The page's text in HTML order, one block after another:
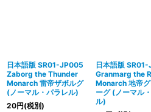
日本語版 SR01-JP005
Zaborg the Thunder
Monarch 雷帝ザボルグ
(ノーマル・パラレル)
20円(税別)
日本語版
Granmarg the
Monarch 地帝
ーグ (ノーマル
ル)